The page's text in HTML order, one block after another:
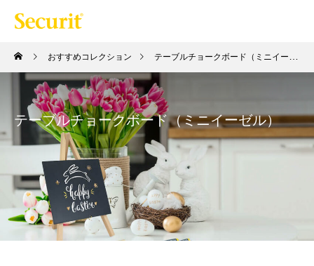
おすすめコレクション テーブルチョークボード（ミニイーゼル）
テーブルチョークボード（ミニイーゼル）